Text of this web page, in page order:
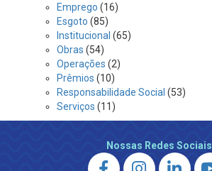
Emprego (16)
Esgoto (85)
Institucional (65)
Obras (54)
Operações (2)
Prêmios (10)
Responsabilidade Social (53)
Serviços (11)
Nossas Redes Sociais